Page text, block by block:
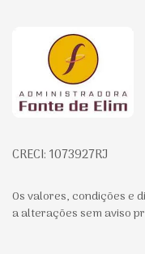
Página inicial
CRECI: 1073927RJ
Os valores, condições e
a alterações sem aviso